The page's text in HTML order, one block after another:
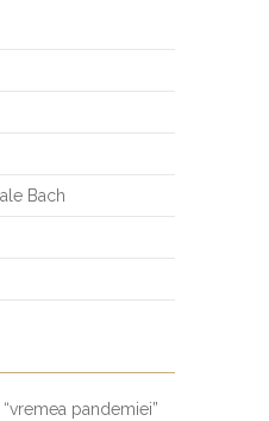
Bach
pandemiei”